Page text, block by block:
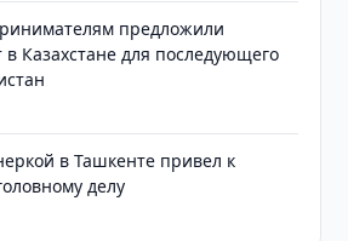
предложили
Казахстане для последующего
в Ташкенте привел к
делу